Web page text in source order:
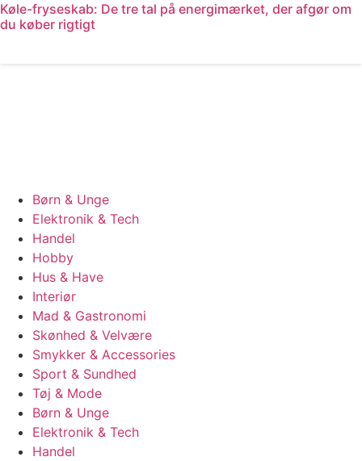
Køle-fryseskab: De tre tal på energimærket, der afgør om
du køber rigtigt
Børn & Unge
Elektronik & Tech
Handel
Hobby
Hus & Have
Interiør
Mad & Gastronomi
Skønhed & Velvære
Smykker & Accessories
Sport & Sundhed
Tøj & Mode
Børn & Unge
Elektronik & Tech
Handel